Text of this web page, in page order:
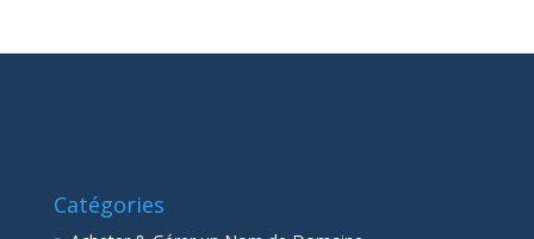
Catégories